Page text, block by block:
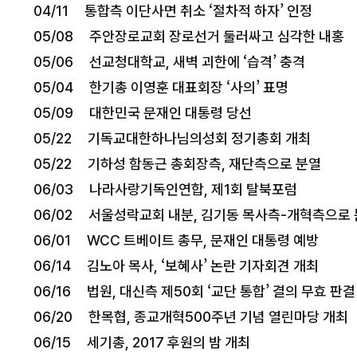
04/11 통합측 이단사면 취소 ‘절차적 하자’ 인정
05/08 주안장로교회 장로선거 둘러싸고 심각한 내홍
05/06 선교청대학교, 새벽 괴한에 ‘습격’ 충격
05/04 한기총 이영훈 대표회장 ‘사의’ 표명
05/09 대한민국 문재인 대통령 당선
05/22 기독교대한하나님의성회 정기총회 개최
05/22 기하성 함동근 총회장측, 재단측으로 분열
06/03 나라사랑기독인연합, 제1회 탈북포럼
06/02 서울성락교회 내분, 김기동 목사측-개혁측으로
06/01 WCC 트베이트 총무, 문재인 대통령 예방
06/14 김노아 목사, ‘보혜사’ 논란 기자회견 개최
06/16 법원, 대신측 제50회 ‘교단 통합’ 결의 무효 판결
06/20 한목협, 종교개혁500주년 기념 열린마당 개최
06/15 세기총, 2017 후원의 밤 개최